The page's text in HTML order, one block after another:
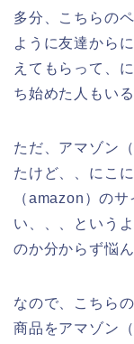
多分、こちらの
ように友達から
えてもらって、
ち始めた人もい
ただ、アマゾン
たけど、、にこ
（amazon）の
い、、、という
のか分からず悩
なので、こちら
商品をアマゾン